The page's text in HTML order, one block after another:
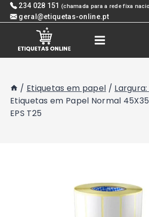
Skip 234 028 151 (chamada para a rede fixa
geral@etiquetas-online.pt
/ Etiquetas em papel /
Etiquetas em Papel Normal
EPS T25